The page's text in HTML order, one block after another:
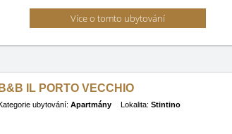
Více o tomto ubytování
B&B IL PORTO VECCHIO
ubytování: Apartmány Lokalita: Stintino